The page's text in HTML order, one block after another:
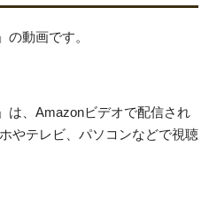
の動画です。
は、Amazonビデオで配信され
やテレビ、パソコンなどで視聴